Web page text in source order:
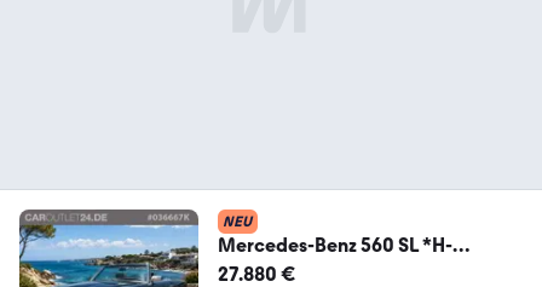
NEU
Mercedes-Benz 560 SL *H-
Zulassung/2.HD/Sitze+Verdeck
27.880 €